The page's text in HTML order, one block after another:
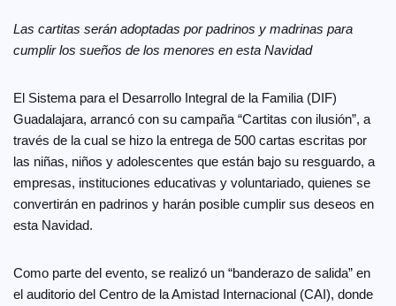
Las cartitas serán adoptadas por padrinos y madrinas para
cumplir los sueños de los menores en esta Navidad
El Sistema para el Desarrollo Integral de la Familia (DIF)
Guadalajara, arrancó con su campaña “Cartitas con ilusión”, a
través de la cual se hizo la entrega de 500 cartas escritas por
las niñas, niños y adolescentes que están bajo su resguardo, a
empresas, instituciones educativas y voluntariado, quienes se
convertirán en padrinos y harán posible cumplir sus deseos en
esta Navidad.
Como parte del evento, se realizó un “banderazo de salida” en
el auditorio del Centro de la Amistad Internacional (CAI), donde